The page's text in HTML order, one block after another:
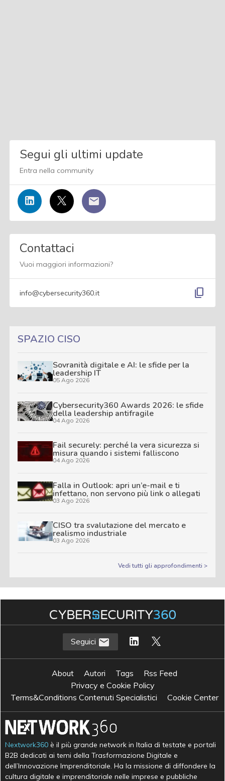
Segui gli ultimi update
Entra nella community
Contattaci
Vuoi maggiori informazioni?
info@cybersecurity360.it content_copy
SPAZIO CISO
Sovranità digitale e AI: le sfide per la
leadership IT
05 Ago 2026
Cybersecurity360 Awards 2026: le sfide
della leadership antifragile
04 Ago 2026
Fail securely: perché la vera sicurezza si
misura quando i sistemi falliscono
04 Ago 2026
Falla in Outlook: apri un’e-mail e ti
infettano, non servono più link o allegati
03 Ago 2026
CISO tra svalutazione del mercato e
realismo industriale
03 Ago 2026
Vedi tutti gli approfondimenti >
Seguici
About Autori Tags
Rss Feed
Privacy e Cookie Policy
Terms&Conditions Contenuti Specialistici
Cookie Center
Nextwork360 è il più grande network in Italia di testate e portali
B2B dedicati ai temi della Trasformazione Digitale e
dell’Innovazione Imprenditoriale. Ha la missione di diffondere la
cultura digitale e imprenditoriale nelle imprese e pubbliche